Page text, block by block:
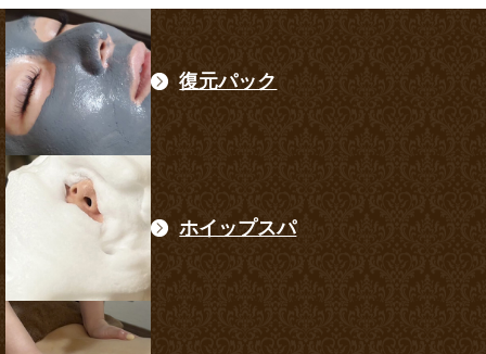
復元パック
ホイップスパ